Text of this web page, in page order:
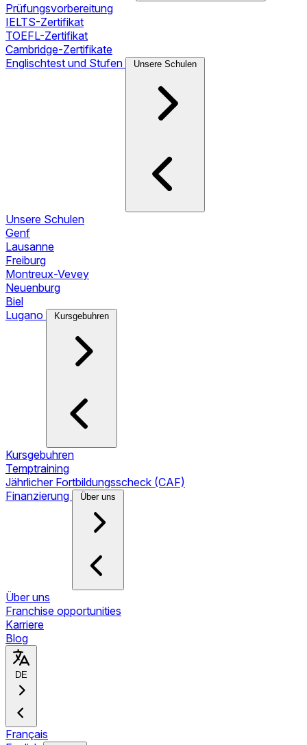
Prüfungsvorbereitung
IELTS-Zertifikat
TOEFL-Zertifikat
Cambridge-Zertifikate
Englischtest und Stufen
Unsere Schulen
Unsere Schulen
Genf
Lausanne
Freiburg
Montreux-Vevey
Neuenburg
Biel
Lugano
Kursgebuhren
Kursgebuhren
Temptraining
Jährlicher Fortbildungsscheck (CAF)
Finanzierung
Über uns
Über uns
Franchise opportunities
Karriere
Blog
DE
Français